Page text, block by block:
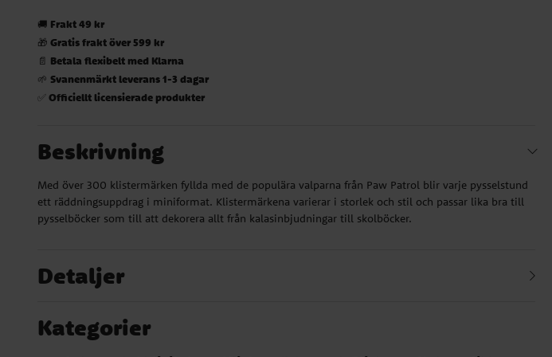
🚚 Frakt 49 kr
🎁Gratis frakt över 599 kr
📄 Betala flexibelt med Klarna
🌱Svanenmärkt leverans 1-3 dagar
✅Officiellt licensierade produkter
Beskrivning
Med över 300 klistermärken fyllda med de populära valparna från Paw Patrol blir varje pysselstund
ett räddningsuppdrag i miniformat. Klistermärkena varierar i storlek och stil och passar lika bra till
pysselböcker som till att dekorera allt från kalasinbjudningar till skolböcker.
Detaljer
Kategorier